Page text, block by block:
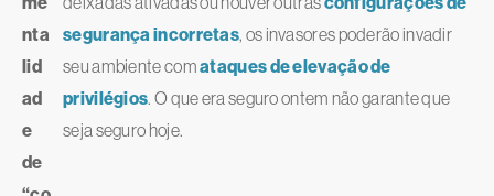
nta
lid
ad
e
de
segurança incorretas, os invasores poderão invadir
seu ambiente comataques de elevação de
privilégios. O que era seguro ontem não garante que
seja seguro hoje.